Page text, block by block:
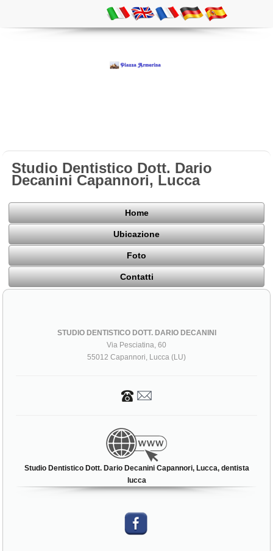
Studio Dentistico Dott. Dario
Decanini Capannori, Lucca
Home
Ubicazione
Foto
Contatti
STUDIO DENTISTICO DOTT. DARIO DECANINI
Via Pesciatina, 60
55012 Capannori, Lucca (LU)
Studio Dentistico Dott. Dario Decanini Capannori, Lucca, dentista
lucca